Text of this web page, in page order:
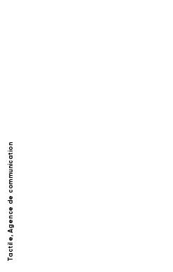
Tactile, Agence de communication